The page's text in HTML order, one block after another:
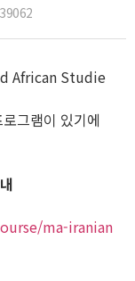
39062
African Studie
그램이 있기에
ma-iranian